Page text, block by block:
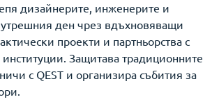
дизайнерите, инженерите и
утрешния ден чрез вдъхновяващи
проекти и партньорства с
Защитава традиционните
с QEST и организира събития за